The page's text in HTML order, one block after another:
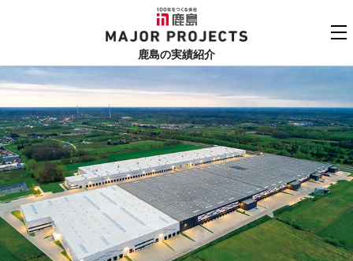
鹿島
MAJOR PROJECTS
鹿島の実績紹介
実績紹介TOP
更新順でみる
用途でさがす
竣工年でさがす
地域でさがす
関連リンク
よくあるご質問
鹿島建設株式会社
個人情報保護方針
お問い合わせ